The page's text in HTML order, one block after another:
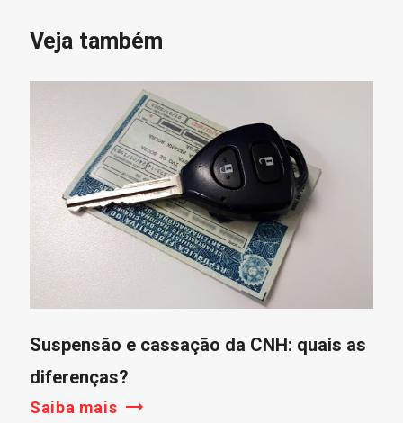
Veja também
Suspensão e cassação da CNH: quais as
diferenças?
Saiba mais